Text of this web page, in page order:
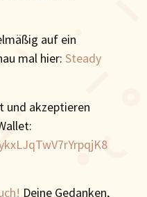
auf ein
mal hier: Steady
und akzeptieren
Deine Gedanken,